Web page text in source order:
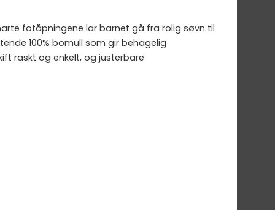
fotåpningene lar barnet gå fra rolig søvn til
100% bomull som gir behagelig
raskt og enkelt, og justerbare